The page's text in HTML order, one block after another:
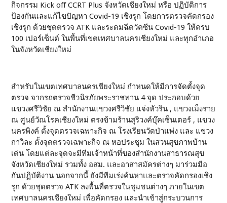
กิจกรรม Kick off CCRT Plus จังหวัดเชียงใหม่ หรือ ปฏิบัติการ
ป้องกันและแก้ไขปัญหา Covid-19 เชิงรุก โดยการตรวจคัดกรอง
เชิงรุก ด้วยชุดตรวจ ATK และระดมฉีดวัคซีน Covid-19 ให้ครบ
100 เปอร์เซ็นต์ ในพื้นที่เขตเทศบาลนครเชียงใหม่ และทุกอำเภอ
ในจังหวัดเชียงใหม่
สำหรับในเขตเทศบาลนครเชียงใหม่ กำหนดให้มีการจัดตั้งจุด
ตรวจ จากรถตรวจชีวนิรภัยพระราชทาน 4 จุด ประกอบด้วย
แขวงศรีวิชัย ณ สำนักงานแขวงศรีวิชัย แจ่งหัวริน , แขวงเม็งราย
ณ ศูนย์วัณโรคเชียงใหม่ ตรงข้ามร้านสุริวงค์บุ๊คเซ็นเตอร์ , แขวง
นครพิงค์ ตั้งจุดตรวจเฉพาะกิจ ณ โรงเรียนวัดป่าแพ่ง และ แขวง
กาวิละ ตั้งจุดตรวจเฉพาะกิจ ณ หอประชุม ในสวนสุขภาพบ้าน
เด่น โดยแต่ละจุดจะมีทีมเจ้าหน้าที่ของสำนักงานสาธารณสุข
จังหวัดเชียงใหม่ รวมทั้ง อสม. และอาสาสมัครต่างๆ มาร่วมมือ
กันปฏิบัติงาน นอกจากนี้ ยังมีทีมเร่งค้นหาและตรวจคัดกรองเชิง
รุก ด้วยชุดตรวจ ATK ลงพื้นที่ตรวจในชุมชนต่างๆ ภายในเขต
เทศบาลนครเชียงใหม่ เพื่อคัดกรอง และนำเข้าสู่กระบวนการ